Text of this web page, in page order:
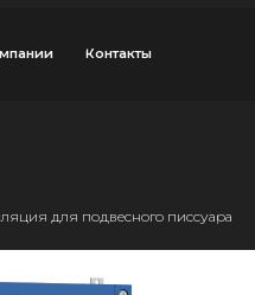
Контакты
для подвесного писсуара